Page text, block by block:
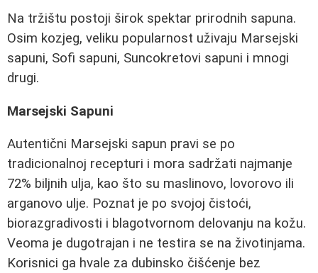
Na tržištu postoji širok spektar prirodnih sapuna.
Osim kozjeg, veliku popularnost uživaju Marsejski
sapuni, Sofi sapuni, Suncokretovi sapuni i mnogi
drugi.
Marsejski Sapuni
Autentični Marsejski sapun pravi se po
tradicionalnoj recepturi i mora sadržati najmanje
72% biljnih ulja, kao što su maslinovo, lovorovo ili
arganovo ulje. Poznat je po svojoj čistoći,
biorazgradivosti i blagotvornom delovanju na kožu.
Veoma je dugotrajan i ne testira se na životinjama.
Korisnici ga hvale za dubinsko čišćenje bez